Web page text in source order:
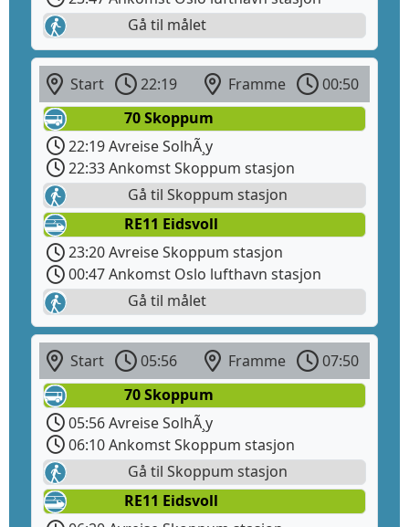
Gå til målet
Start 22:19 Framme
00:50
70 Skoppum
22:19 Avreise SolhÃ¸y
22:33 Ankomst Skoppum stasjon
Gå til Skoppum stasjon
RE11 Eidsvoll
23:20 Avreise Skoppum stasjon
00:47 Ankomst Oslo lufthavn stasjon
Gå til målet
Start 05:56 Framme
07:50
70 Skoppum
05:56 Avreise SolhÃ¸y
06:10 Ankomst Skoppum stasjon
Gå til Skoppum stasjon
RE11 Eidsvoll